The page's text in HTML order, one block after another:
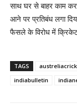
साथ घर से बाहर काम
आने पर प्रतिबंध लगा
फैसले के विरोध में
TAGS
indiabulletin